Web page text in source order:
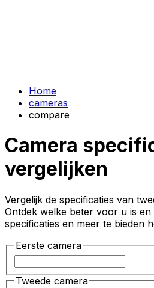
Home
cameras
compare
Camera
vergelijken
Vergelijk de specificaties van
Ontdek welke beter voor u is en
specificaties en meer te bieden
Eerste camera
Tweede camera